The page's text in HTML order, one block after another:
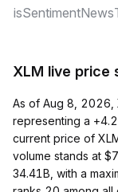
SentimentNews
XLM live price
As of Aug 8, 2026,
representing a
current price of
volume stands at
34.41B, with a